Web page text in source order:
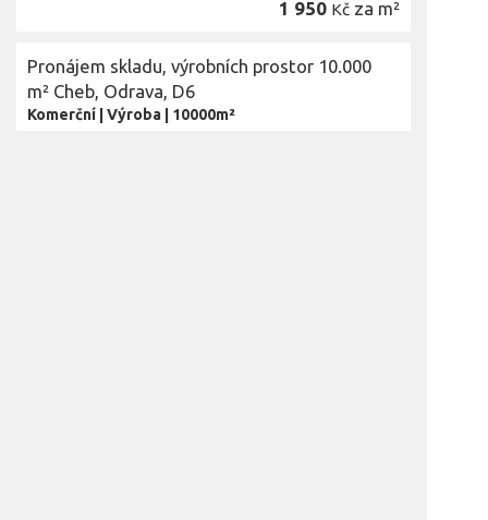
1 950 Kč za m²
Pronájem skladu, výrobních prostor 10.000
m² Cheb, Odrava, D6
Komerční Výroba 10000m²